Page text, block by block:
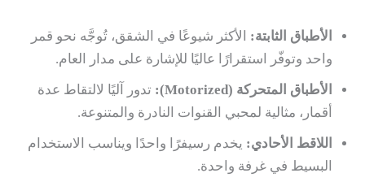
الأطباق الثابتة: الأكثر شيوعًا في الشقق، تُوجَّه نحو قمر
واحد وتوفّر استقرارًا عاليًا للإشارة على مدار العام.
الأطباق المتحركة (Motorized):
تدور آليًا لالتقاط عدة
أقمار، مثالية لمحبي القنوات النادرة والمتنوعة.
اللاقط الأحادي: يخدم رسيفرًا واحدًا ويناسب الاستخدام
البسيط في غرفة واحدة.